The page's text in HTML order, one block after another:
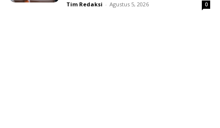
Tim Redaksi - Agustus 5, 2026 0